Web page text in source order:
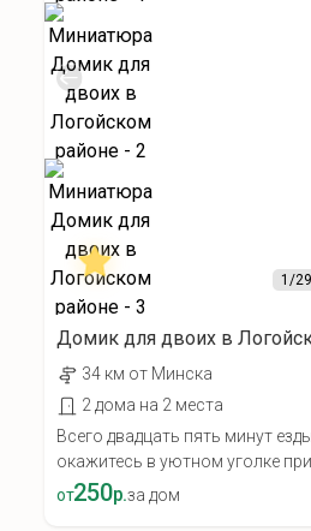
1 /29
Домик для двоих в
34 км от Минска
2 дома на 2 места
Всего двадцать пять минут
окажитесь в уютном уголке
от250р.за дом